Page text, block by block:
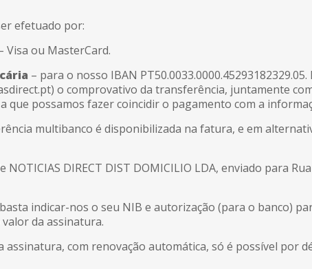
efetuado por:
Visa ou MasterCard.
– para o nosso IBAN
o comprovativo da transferência, juntamente
que possamos fazer coincidir o pagamento com a
multibanco é disponibilizada na fatura, e em
NOTICIAS DIRECT DIST DOMICILIO LDA, enviado para
indicar-nos o seu NIB e autorização (para o banco)
da assinatura.
assinatura, com renovação automática, só é possível por